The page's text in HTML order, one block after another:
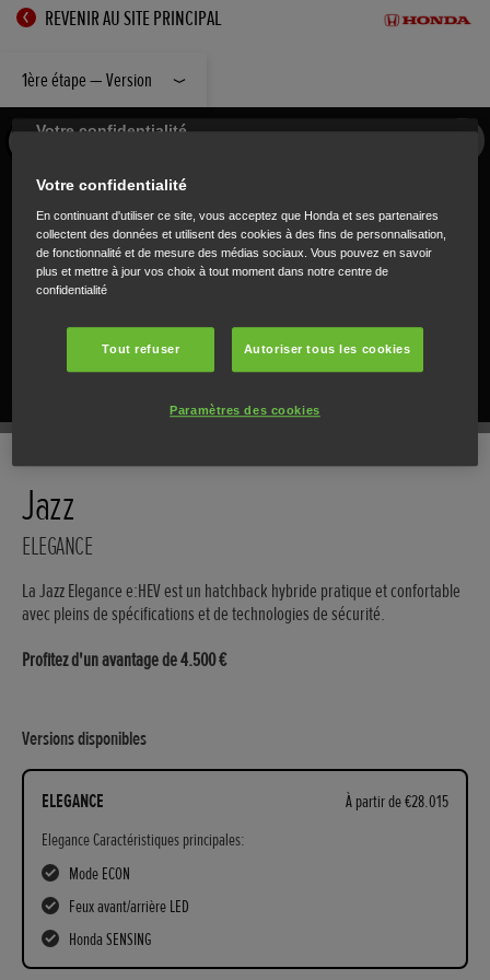
REVENIR AU SITE PRINCIPAL
1ère étape — Version
Jazz
ELEGANCE
La Jazz Elegance e:HEV est un hatchback hybride pratique et confortable
avec pleins de spécifications et de technologies de sécurité.
Profitez d'un avantage de 4.500 €
Versions disponibles
ELEGANCE
À partir de €28.015
Elegance Caractéristiques principales:
Mode ECON
Feux avant/arrière LED
Honda SENSING
Votre confidentialité
En continuant d'utiliser ce site, vous acceptez que Honda et ses partenaires
collectent des données et utilisent des cookies à des fins de personnalisation,
de fonctionnalité et de mesure des médias sociaux. Vous pouvez en savoir
plus et mettre à jour vos choix à tout moment dans notre centre de
confidentialité
Tout refuser Autoriser tous les cookies
Paramètres des cookies